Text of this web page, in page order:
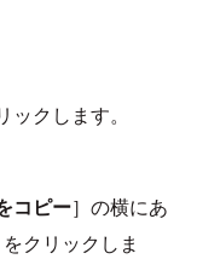
ックします。
コピー］の横にあ
クリックしま